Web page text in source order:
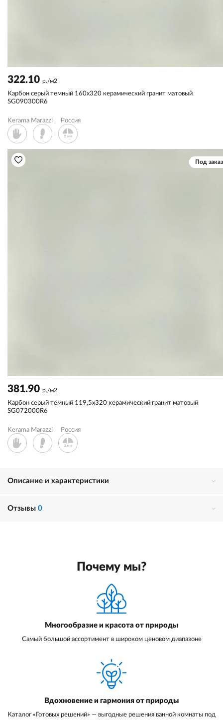
322.10 р./м2
Карбон серый темный 160x320 керамический гранит матовый
SG090300R6
Kerama Marazzi Россия
Под заказ
381.90 р./м2
Карбон серый темный 119,5x320 керамический гранит матовый
SG072000R6
Kerama Marazzi Россия
Описание и характеристики
Отзывы 0
Почему мы?
Многообразие и красота от природы
Самый большой ассортимент в широком ценовом диапазоне
Вдохновение и гармония от природы
Каталог «Готовых решений» — выгодные решения ванной комнаты под